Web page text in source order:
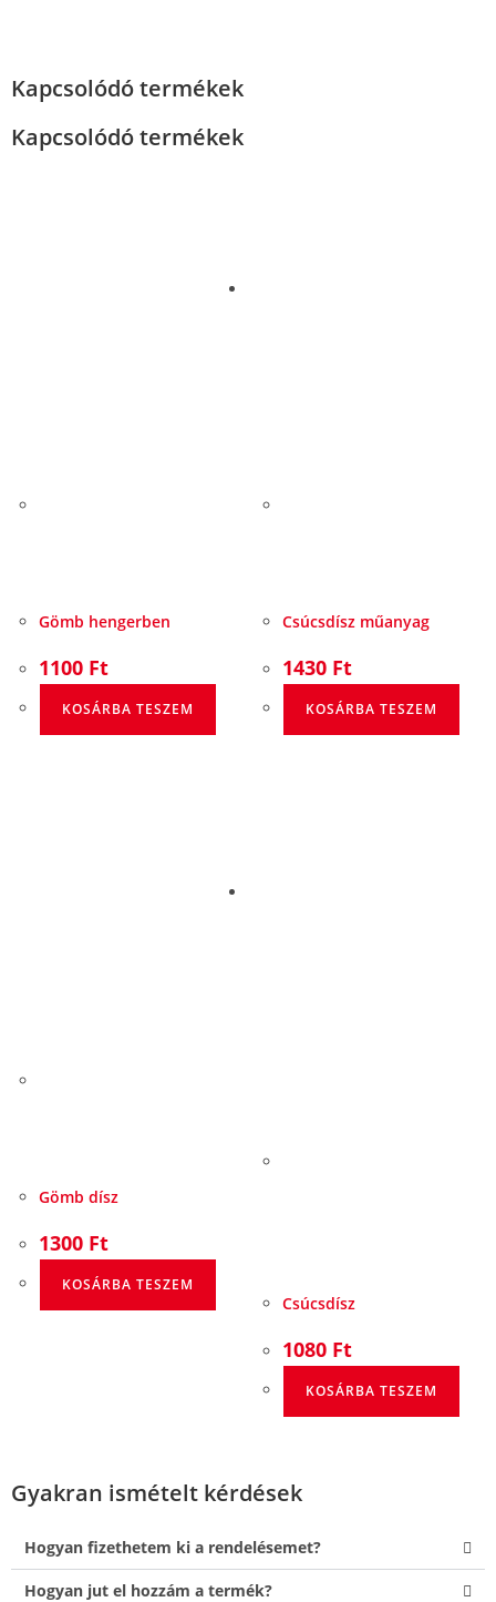
Kapcsolódó termékek
Kapcsolódó termékek
Gömb hengerben
1100 Ft
KOSÁRBA TESZEM
Csúcsdísz műanyag
1430 Ft
KOSÁRBA TESZEM
Gömb dísz
1300 Ft
KOSÁRBA TESZEM
Csúcsdísz
1080 Ft
KOSÁRBA TESZEM
Gyakran ismételt kérdések
Hogyan fizethetem ki a rendelésemet?
Hogyan jut el hozzám a termék?